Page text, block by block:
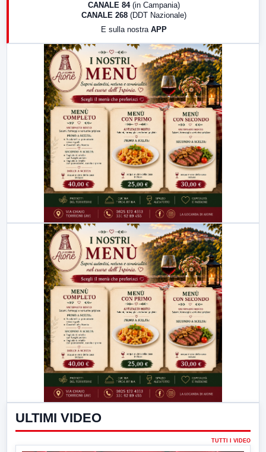
LabNews (replica)
CANALE 84 (in Campania)
CANALE 268 (DDT Nazionale)
E sulla nostra APP
ULTIMI VIDEO
TUTTI I VIDEO